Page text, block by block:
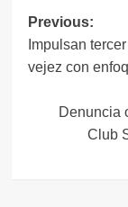
de
entradas
Previous:
Impulsan
vejez con
Denuncia
Club